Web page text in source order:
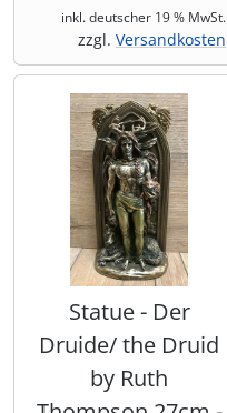
inkl. deutscher 19 % MwSt.
zzgl. Versandkosten
Statue - Der
Druide/ the Druid
by Ruth